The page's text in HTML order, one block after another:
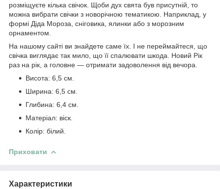
розміщуєте кілька свічок. Щоби дух свята був присутній, то
можна вибрати свічки з новорічною тематикою. Наприклад, у
формі Діда Мороза, сніговика, ялинки або з морозним
орнаментом.
На нашому сайті ви знайдете саме їх. І не переймайтеся, що
свічка виглядає так мило, що її спалювати шкода. Новий Рік
раз на рік, а головне — отримати задоволення від вечора.
Висота: 6,5 см.
Ширина: 6,5 см.
Глибина: 6,4 см.
Матеріал: віск.
Колір: білий.
Приховати
Характеристики